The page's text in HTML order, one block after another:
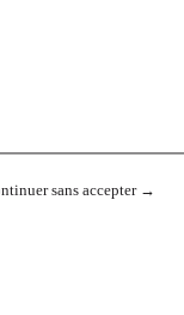
sans accepter →
locale reconnue
par son sérieux, sa